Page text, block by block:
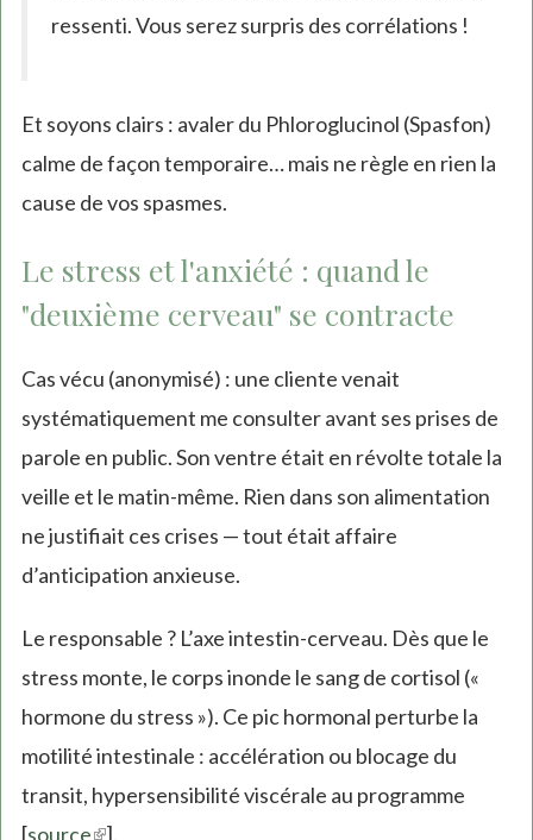
ressenti. Vous serez surpris des corrélations !
Et soyons clairs : avaler du Phloroglucinol (Spasfon)
calme de façon temporaire… mais ne règle en rien la
cause de vos spasmes.
Le stress et l'anxiété : quand le
"deuxième cerveau" se contracte
Cas vécu (anonymisé) : une cliente venait
systématiquement me consulter avant ses prises de
parole en public. Son ventre était en révolte totale la
veille et le matin-même. Rien dans son alimentation
ne justifiait ces crises — tout était affaire
d’anticipation anxieuse.
Le responsable ? L’axe intestin-cerveau. Dès que le
stress monte, le corps inonde le sang de cortisol («
hormone du stress »). Ce pic hormonal perturbe la
motilité intestinale : accélération ou blocage du
transit, hypersensibilité viscérale au programme
[source(link
].